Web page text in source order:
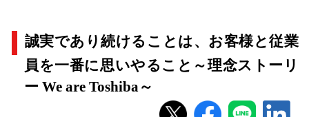
誠実であり続けることは、お客様と従業
員を一番に思いやること～理念ストーリ
ー We are Toshiba～